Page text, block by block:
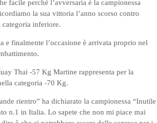
facile perché l’avversaria è la campionessa
la sua vittoria l’anno scorso contro
categoria inferiore.
finalmente l’occasione è arrivata proprio nel
Thai -57 Kg Martine rappresenta per la
categoria -70 Kg.
rientro” ha dichiarato la campionessa “Inutile
n.1 in Italia. Lo sapete che non mi piace mai